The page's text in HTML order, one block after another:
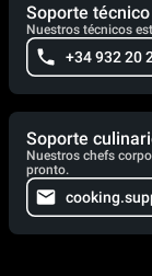
Soporte técnico
Nuestros técnicos
+34 932 20
Soporte
Nuestros chefs
pronto.